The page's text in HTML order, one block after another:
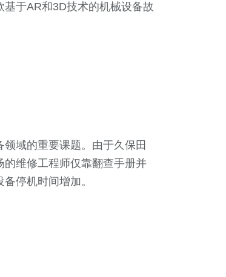
于AR和3D技术的机械设备故
域的重要课题。由于久保田
维修工程师仅靠翻查手册并
停机时间增加。